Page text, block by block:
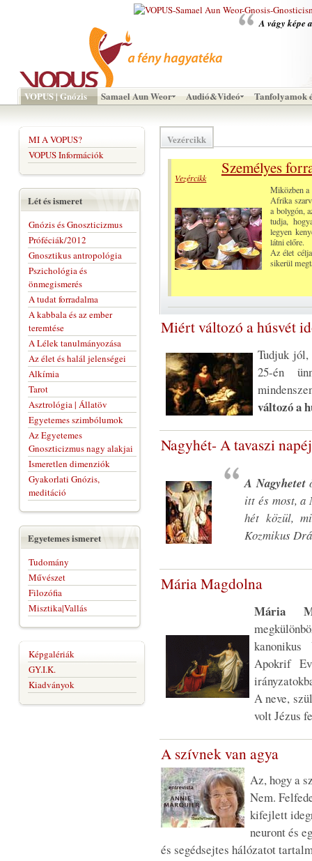
A vágy képe
VOPUS | Gnózis Samael Aun Weor Audió&Videó Tanfolyamok
Vezércikk
Személyes
Vezércikk
Miközben a
Afrika
a bolygón,
tudja,
legyen
látni előre.
Az élet
sikerül
Miért változó a húsvét
Tudjuk jól,
25-én
változó a
Nagyhét- A tavaszi
A Nagyhetet
itt és most, a
hét közül,
Kozmikus
Mária Magdolna
Mária
Apokrif
A neve,
volt Jézus
A szívnek van agya
Az, hogy a
Nem.
kifejlett
neuront és
és segédsejtes hálózatot
MI A VOPUS?
VOPUS Információk
Lét és ismeret
Gnózis és Gnoszticizmus
Próféciák/2012
Gnosztikus antropológia
Pszichológia és
önmegismerés
A tudat forradalma
A kabbala és az ember
teremtése
A Lélek tanulmányozása
Az élet és halál jelenségei
Alkímia
Tarot
Asztrológia | Állatöv
Egyetemes szimbólumok
Az Egyetemes
Gnoszticizmus nagy alakjai
Ismeretlen dimenziók
Gyakorlati Gnózis,
meditáció
Egyetemes ismeret
Tudomány
Művészet
Filozófia
Misztika|Vallás
Képgalériák
GY.I.K.
Kiadványok